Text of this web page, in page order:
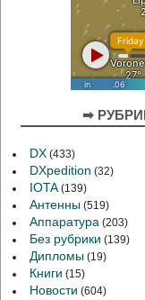
➡
DX (433)
DXpedition (32)
IOTA(139)
Антенны (519)
Аппаратура (203)
Без рубрики (139)
Дипломы (19)
Книги (15)
Новости (604)